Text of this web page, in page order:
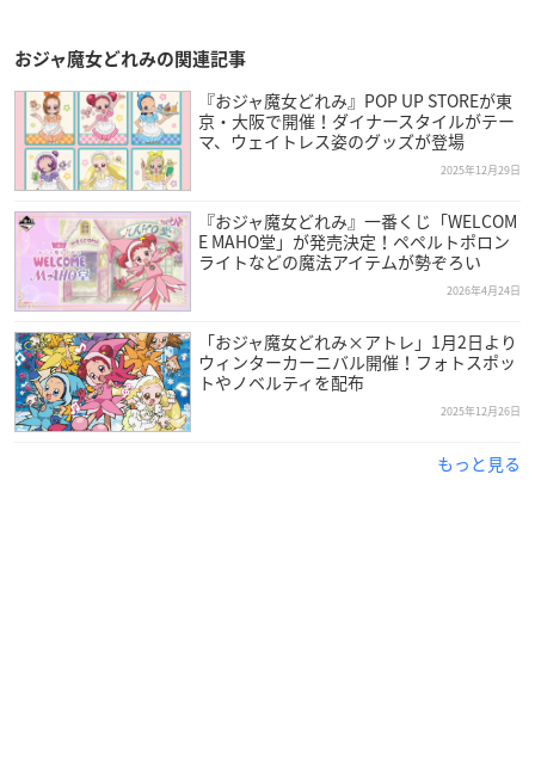
おジャ魔女どれみの関連記事
『おジャ魔女どれみ』POP UP STOREが東
京・大阪で開催！ダイナースタイルがテー
マ、ウェイトレス姿のグッズが登場
2025年12月29日
『おジャ魔女どれみ』一番くじ「WELCOM
E MAHO堂」が発売決定！ペペルトポロン
ライトなどの魔法アイテムが勢ぞろい
2026年4月24日
「おジャ魔女どれみ×アトレ」1月2日より
ウィンターカーニバル開催！フォトスポッ
トやノベルティを配布
2025年12月26日
もっと見る